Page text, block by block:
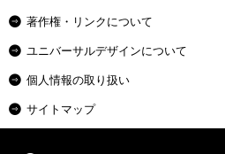
著作権・リンクについて
ユニバーサルデザインについて
個人情報の取り扱い
サイトマップ